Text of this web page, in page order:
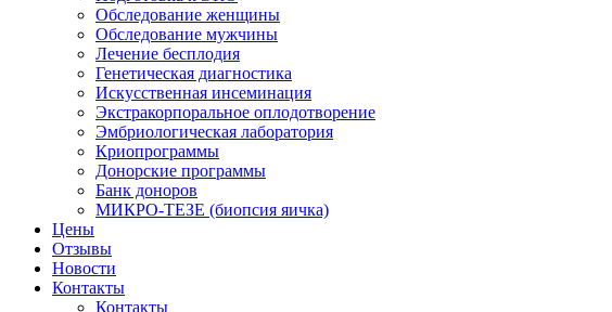
Обследование женщины
Обследование мужчины
Лечение бесплодия
Генетическая диагностика
Искусственная инсеминация
Экстракорпоральное оплодотворение
Эмбриологическая лаборатория
Криопрограммы
Донорские программы
Банк доноров
МИКРО-ТЕЗЕ (биопсия яичка)
Цены
Отзывы
Новости
Контакты
Контакты